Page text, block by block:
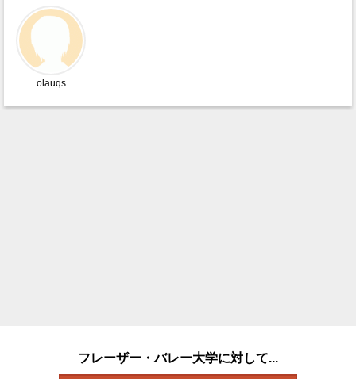
olauqs
フレーザー・バレー大学に対して...